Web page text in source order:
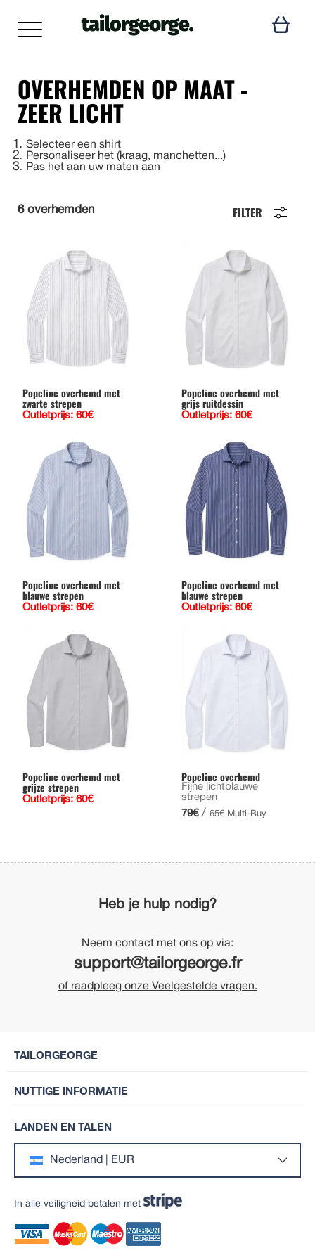
OVERHEMDEN OP MAAT -
ZEER LICHT
1 Selecteer een shirt
2 Personaliseer het (kraag, manchetten...)
3 Pas het aan uw maten aan
6 overhemden FILTER
Popeline overhemd met
zwarte strepen
Outletprijs: 60€
Popeline overhemd met
grijs ruitdessin
Outletprijs: 60€
Popeline overhemd met
blauwe strepen
Outletprijs: 60€
Popeline overhemd met
blauwe strepen
Outletprijs: 60€
Popeline overhemd met
grijze strepen
Outletprijs: 60€
Popeline overhemd
Fijne lichtblauwe
strepen
79€ / 65€ Multi-Buy
Heb je hulp nodig?
Neem contact met ons op via:
support@tailorgeorge.fr
of raadpleeg onze Veelgestelde vragen.
TAILORGEORGE
NUTTIGE INFORMATIE
LANDEN EN TALEN
Nederland | EUR
In alle veiligheid betalen met